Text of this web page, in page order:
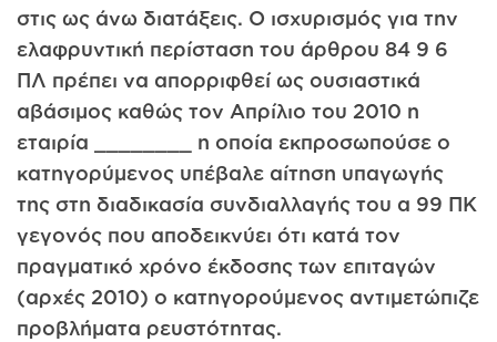
στις ως άνω διατάξεις. Ο ισχυρισμός για την
ελαφρυντική περίσταση του άρθρου 84 9 6
ΠΛ πρέπει να απορριφθεί ως ουσιαστικά
αβάσιμος καθώς τον Απρίλιο του 2010 η
εταιρία ________ η οποία εκπροσωπούσε ο
κατηγορύμενος υπέβαλε αίτηση υπαγωγής
της στη διαδικασία συνδιαλλαγής του α 99 ΠΚ
γεγονός που αποδεικνύει ότι κατά τον
πραγματικό χρόνο έκδοσης των επιταγών
(αρχές 2010) ο κατηγορούμενος αντιμετώπιζε
προβλήματα ρευστότητας.